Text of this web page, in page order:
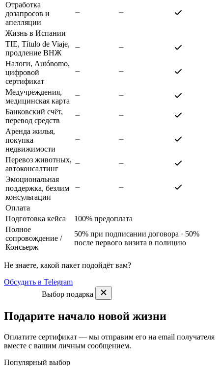
Отработка
дозапросов и
апелляции
Жизнь в Испании
TIE, Título de Viaje,
продление ВНЖ
Налоги, Autónomo,
цифровой
сертификат
Медучреждения,
медицинская карта
Банковский счёт,
перевод средств
Аренда жилья,
покупка
недвижимости
Перевоз животных,
автоконсалтинг
Эмоциональная
поддержка, безлим
консультации
Оплата
Подготовка кейса
100% предоплата
Полное
сопровождение /
Консьерж
50% при подписании договора · 50%
после первого визита в полицию
Не знаете, какой пакет подойдёт вам?
Обсудить в Telegram
Выбор подарка
Подарите начало новой жизни
Оплатите сертификат — мы отправим его на email получателя
вместе с вашим личным сообщением.
Популярный выбор